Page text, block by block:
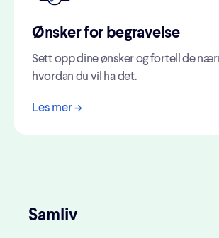
Ønsker for begravelse
Sett opp dine ønsker og fortell de
hvordan du vil ha det.
Les mer ->
Samliv